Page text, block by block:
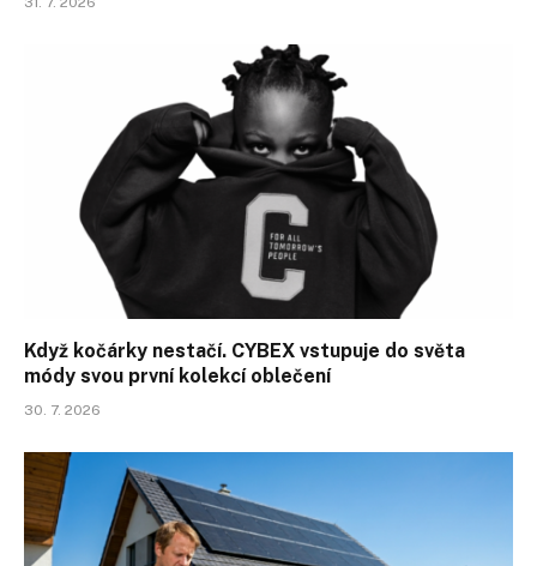
Když kočárky nestačí. CYBEX vstupuje do světa
módy svou první kolekcí oblečení
30. 7. 2026